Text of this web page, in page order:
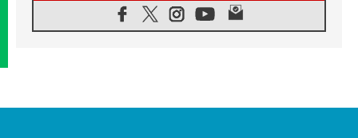
07.08.2026
Congo-Brazzaville : le 15 août, entre